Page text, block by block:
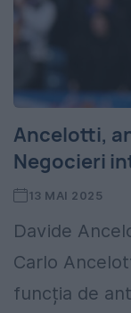
Ancelotti,
Negocieri
13 MAI 2025
Davide
Carlo
funcția de